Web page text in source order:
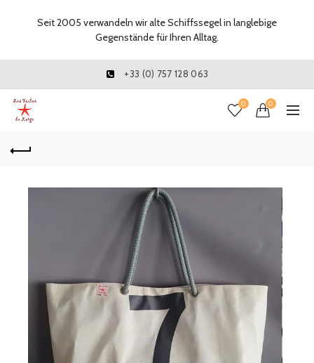
+33 (0) 757 128 063
0 0
Seit 2005 verwandeln wir alte Schiffssegel in langlebige
Gegenstände für Ihren Alltag.